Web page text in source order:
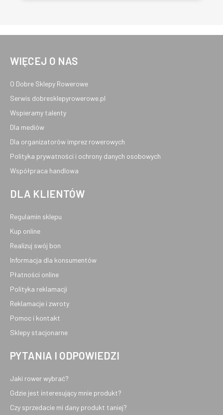
WIĘCEJ O NAS
O Dobre Sklepy Rowerowe
Serwis dobresklepyrowerowe.pl
Wspieramy talenty
Dla mediów
Dla organizatorów imprez rowerowych
Polityka prywatności i ochrony danych osobowych
Współpraca handlowa
DLA KLIENTÓW
Regulamin sklepu
Kup online
Realizuj swój bon
Informacja dla konsumentów
Płatności online
Polityka reklamacji
Reklamacje i zwroty
Pomoc i kontakt
Sklepy stacjonarne
PYTANIA I ODPOWIEDZI
Jaki rower wybrać?
Gdzie jest interesujący mnie produkt?
Czy sprzedacie mi dany produkt taniej?